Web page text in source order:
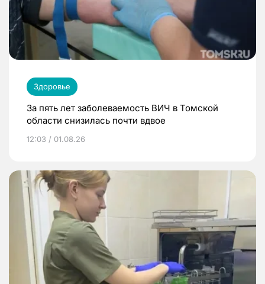
Здоровье
За пять лет заболеваемость ВИЧ в Томской
области снизилась почти вдвое
12:03 / 01.08.26